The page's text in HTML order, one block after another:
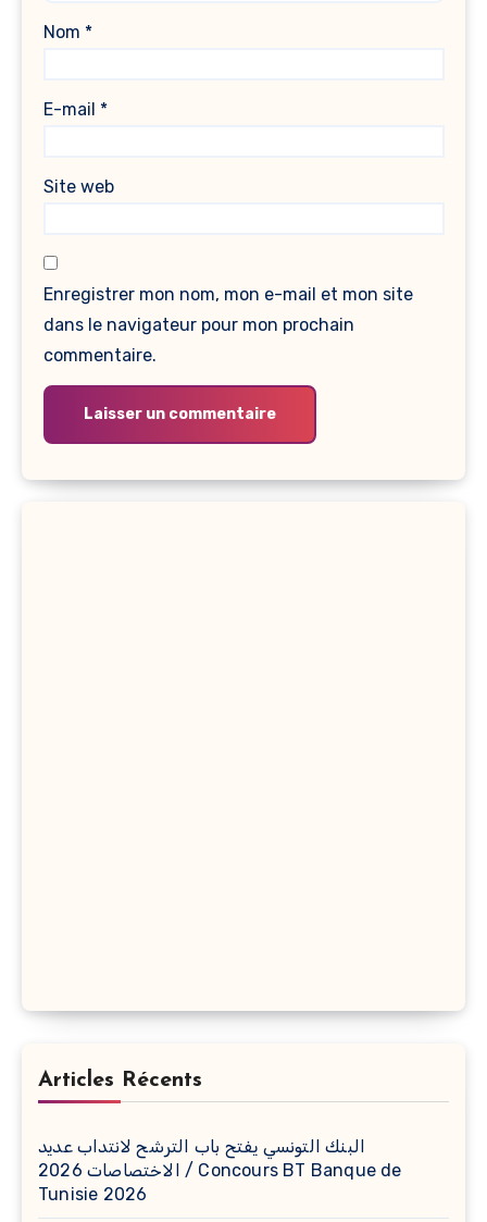
Nom *
E-mail *
Site web
Enregistrer mon nom, mon e-mail et mon site
dans le navigateur pour mon prochain
commentaire.
Articles Récents
البنك التونسي يفتح باب الترشح لانتداب عديد
الاختصاصات 2026 / Concours BT Banque de
Tunisie 2026